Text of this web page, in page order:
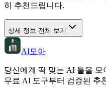
히 추천드립니다.
상세 정보 전체 보기
AI모아
당신에게 딱 맞는 AI 툴을
무료 AI 도구부터 검증된 추